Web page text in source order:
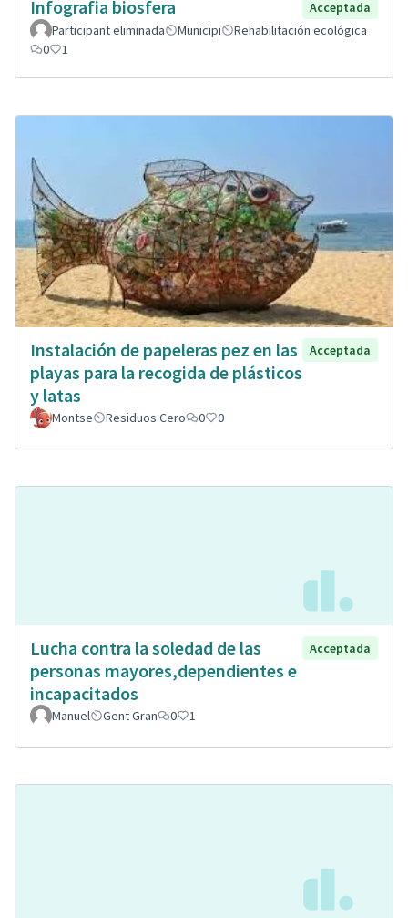
Infografia biosfera
Acceptada
Participant eliminada
Municipi
Rehabilitación ecológica
0
1
Instalación de papeleras pez en las
playas para la recogida de plásticos
y latas
Acceptada
Montse Residuos Cero 0 0
Lucha contra la soledad de las
personas mayores,dependientes e
incapacitados
Acceptada
Manuel Gent Gran 0 1